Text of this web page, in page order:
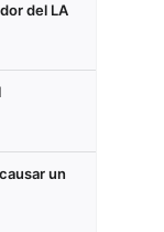
del LA
un